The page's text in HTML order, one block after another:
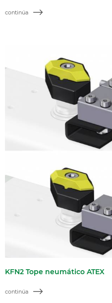
continúa
KFN2 Tope neumático ATEX
continúa